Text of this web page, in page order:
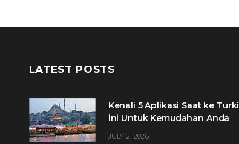
LATEST POSTS
Kenali 5 Aplikasi Saat ke Turki
ini Untuk Kemudahan Anda
JULY 2, 2026